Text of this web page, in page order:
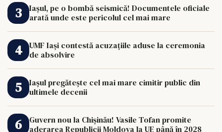
Iașul, pe o bombă seismică! Documentele oficiale
arată unde este pericolul cel mai mare
UMF Iași contestă acuzațiile aduse la ceremonia
de absolvire
Iașul pregătește cel mai mare cimitir public din
ultimele decenii
Guvern nou la Chișinău! Vasile Tofan promite
aderarea Republicii Moldova la UE până în 2028